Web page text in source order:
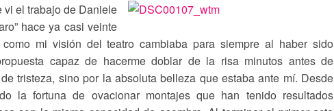
vi el trabajo de Daniele
hace ya casi veinte
mi visión del teatro cambiaba para siempre al haber sido
capaz de hacerme doblar de la risa minutos antes de
tristeza, sino por la absoluta belleza que estaba ante mí. Desde
la fortuna de ovacionar montajes que han tenido resultados